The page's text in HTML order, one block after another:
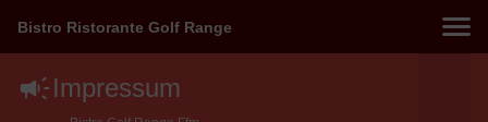
Bistro Ristorante Golf Range
Impressum